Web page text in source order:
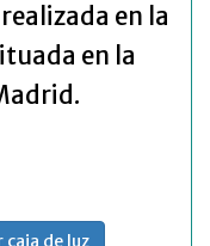
en la
en la
de luz